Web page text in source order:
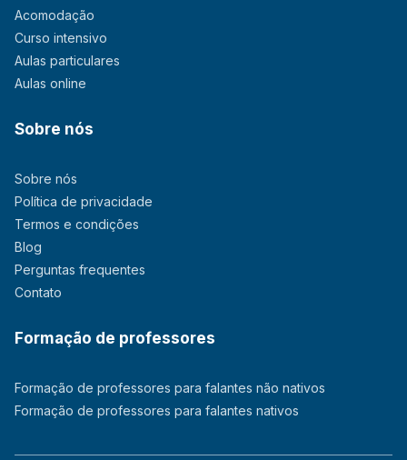
Acomodação
Curso intensivo
Aulas particulares
Aulas online
Sobre nós
Sobre nós
Política de privacidade
Termos e condições
Blog
Perguntas frequentes
Contato
Formação de professores
Formação de professores para falantes não nativos
Formação de professores para falantes nativos